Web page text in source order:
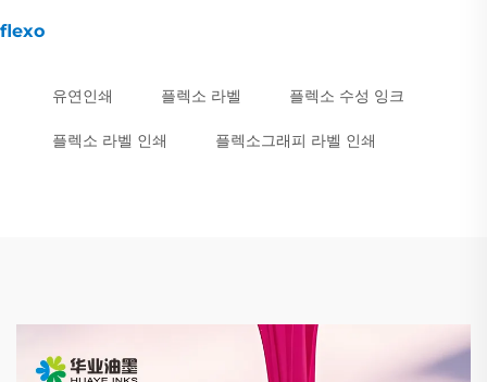
flexo
유연인쇄 플렉소 라벨 플렉소 수성 잉크
플렉소 라벨 인쇄 플렉소그래피 라벨 인쇄